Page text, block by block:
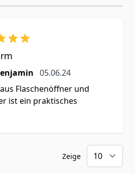
5. Juni 2024
05.06.24
Flaschenöffner und
ist ein praktisches
Zeige